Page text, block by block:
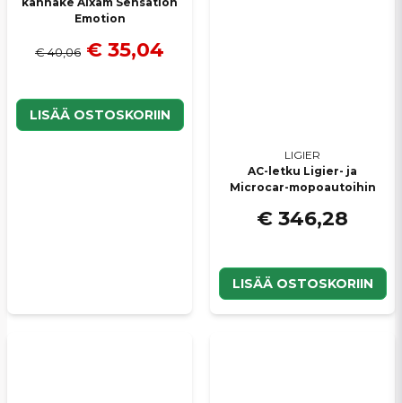
Emotion
€ 40,06 € 35,04
LISÄÄ OSTOSKORIIN
LIGIER
AC-letku Ligier- ja
Microcar-mopoautoihin
€ 346,28
LISÄÄ OSTOSKORIIN